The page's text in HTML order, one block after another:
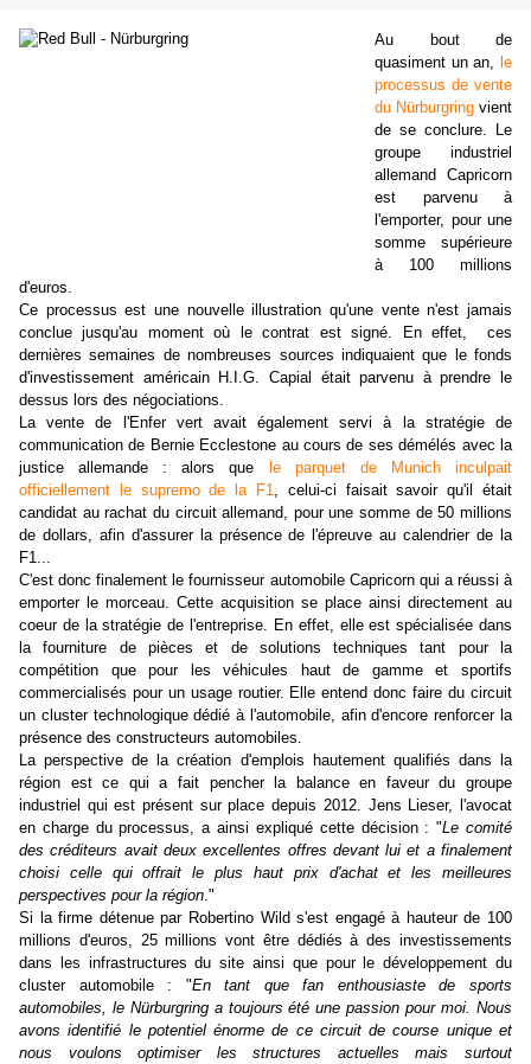
Au bout de
quasiment un an, le
processus de vente
du Nürburgring vient
de se conclure. Le
groupe industriel
allemand Capricorn
est parvenu à
l'emporter, pour une
somme supérieure
à 100 millions
d'euros.
Ce processus est une nouvelle illustration qu'une vente n'est jamais
conclue jusqu'au moment où le contrat est signé. En effet, ces
dernières semaines de nombreuses sources indiquaient que le fonds
d'investissement américain H.I.G. Capial était parvenu à prendre le
dessus lors des négociations.
La vente de l'Enfer vert avait également servi à la stratégie de
communication de Bernie Ecclestone au cours de ses démélés avec la
justice allemande : alors que
le parquet de Munich inculpait
officiellement le supremo de la F1, celui-ci faisait savoir qu'il était
candidat au rachat du circuit allemand, pour une somme de 50 millions
de dollars, afin d'assurer la présence de l'épreuve au calendrier de la
F1...
C'est donc finalement le fournisseur automobile Capricorn qui a réussi à
emporter le morceau. Cette acquisition se place ainsi directement au
coeur de la stratégie de l'entreprise. En effet, elle est spécialisée dans
la fourniture de pièces et de solutions techniques tant pour la
compétition que pour les véhicules haut de gamme et sportifs
commercialisés pour un usage routier. Elle entend donc faire du circuit
un cluster technologique dédié à l'automobile, afin d'encore renforcer la
présence des constructeurs automobiles.
La perspective de la création d'emplois hautement qualifiés dans la
région est ce qui a fait pencher la balance en faveur du groupe
industriel qui est présent sur place depuis 2012. Jens Lieser, l'avocat
en charge du processus, a ainsi expliqué cette décision : "Le comité
des créditeurs avait deux excellentes offres devant lui et a finalement
choisi celle qui offrait le plus haut prix d'achat et les meilleures
perspectives pour la région."
Si la firme détenue par Robertino Wild s'est engagé à hauteur de 100
millions d'euros, 25 millions vont être dédiés à des investissements
dans les infrastructures du site ainsi que pour le développement du
cluster automobile : "En tant que fan enthousiaste de sports
automobiles, le Nürburgring a toujours été une passion pour moi. Nous
avons identifié le potentiel énorme de ce circuit de course unique et
nous voulons optimiser les structures actuelles mais surtout